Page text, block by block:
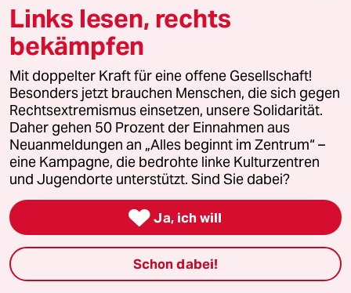
Newsletter
team zukunft
taz frisch
taz zahl ich
taz lab Infobrief
Veranstaltungen
Links lesen, rechts
bekämpfen
Mit doppelter Kraft für eine offene Gesellschaft!
Besonders jetzt brauchen Menschen, die sich gegen
Rechtsextremismus einsetzen, unsere Solidarität.
Daher gehen 50 Prozent der Einnahmen aus
Neuanmeldungen an „Alles beginnt im Zentrum“ –
eine Kampagne, die bedrohte linke Kulturzentren
und Jugendorte unterstützt. Sind Sie dabei?
 Ja, ich will
Schon dabei!